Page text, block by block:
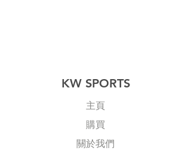
KW SPORTS
主頁
購買
關於我們